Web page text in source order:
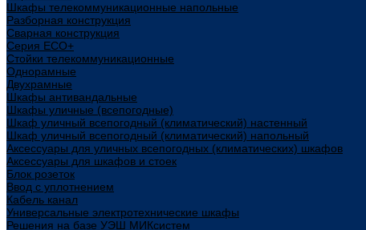
Шкафы телекоммуникационные напольные
Разборная конструкция
Сварная конструкция
Серия ECO+
Стойки телекоммуникационные
Однорамные
Двухрамные
Шкафы антивандальные
Шкафы уличные (всепогодные)
Шкаф уличный всепогодный (климатический) настенный
Шкаф уличный всепогодный (климатический) напольный
Аксессуары для уличных всепогодных (климатических) шкафов
Аксессуары для шкафов и стоек
Блок розеток
Ввод с уплотнением
Кабель канал
Универсальные электротехнические шкафы
Решения на базе УЭШ МИКсистем